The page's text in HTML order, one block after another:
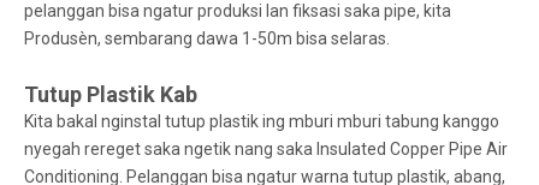
pelanggan bisa ngatur produksi lan fiksasi saka pipe, kita
Produsèn, sembarang dawa 1-50m bisa selaras.
Tutup Plastik Kab
Kita bakal nginstal tutup plastik ing mburi mburi tabung kanggo
nyegah rereget saka ngetik nang saka Insulated Copper Pipe Air
Conditioning. Pelanggan bisa ngatur warna tutup plastik, abang,